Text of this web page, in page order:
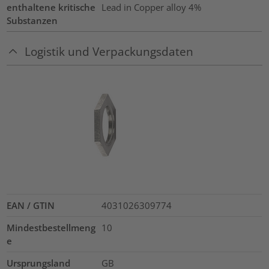
enthaltene kritische
Substanzen
Lead in Copper alloy 4%
Logistik und Verpackungsdaten
EAN / GTIN
4031026309774
Mindestbestellmeng
e
10
Ursprungsland
GB